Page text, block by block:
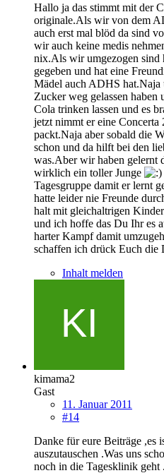
Hallo ja das stimmt mit der
originale.Als wir von dem
auch erst mal blöd da sind
wir auch keine medis
nix.Als wir umgezogen sind
gegeben und hat eine
Mädel auch ADHS
Zucker weg gelassen
Cola trinken lassen und es
jetzt nimmt er eine Concerta
packt.Naja aber sobald die
schon und da hilft bei den
was.Aber wir haben gelernt
wirklich ein toller Junge
Tagesgruppe damit er lernt
hatte leider nie Freunde
halt mit gleichaltrigen
und ich hoffe das Du Ihr es
harter Kampf damit
schaffen ich drück Euch die
Inhalt melden
kimama2
Gast
11. Januar 2011
#14
Danke für eure Beiträge ,es
auszutauschen .Was uns
noch in die Tagesklinik geht